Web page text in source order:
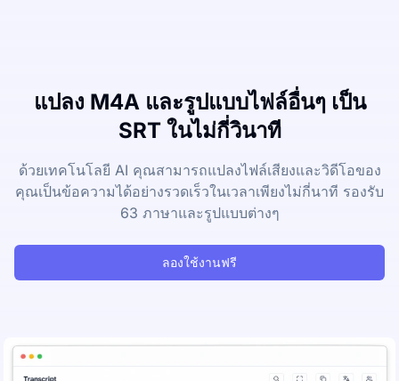
แปลง M4A และรูปแบบไฟล์อื่นๆ เป็น
SRT ในไม่กี่วินาที
ด้วยเทคโนโลยี AI คุณสามารถแปลงไฟล์เสียงและวิดีโอของ
คุณเป็นข้อความได้อย่างรวดเร็วในเวลาเพียงไม่กี่นาที รองรับ
63 ภาษาและรูปแบบต่างๆ
ลองใช้งานฟรี